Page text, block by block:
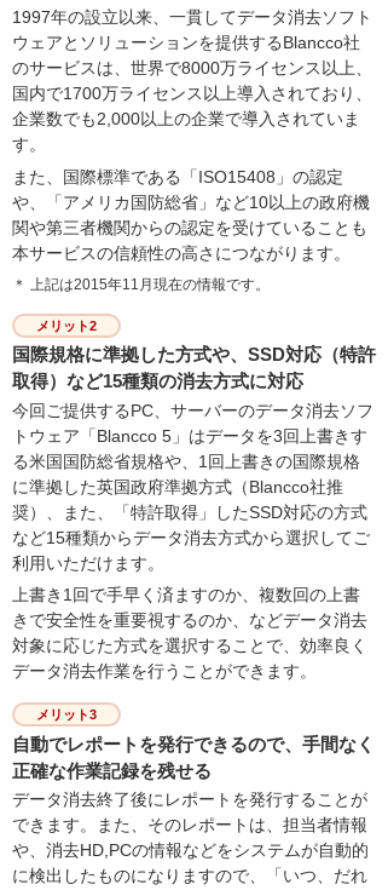
1997年の設立以来、一貫してデータ消去ソフト
ウェアとソリューションを提供するBlancco社
のサービスは、世界で8000万ライセンス以上、
国内で1700万ライセンス以上導入されており、
企業数でも2,000以上の企業で導入されていま
す。
また、国際標準である「ISO15408」の認定
や、「アメリカ国防総省」など10以上の政府機
関や第三者機関からの認定を受けていることも
本サービスの信頼性の高さにつながります。
＊ 上記は2015年11月現在の情報です。
メリット2
国際規格に準拠した方式や、SSD対応（特許
取得）など15種類の消去方式に対応
今回ご提供するPC、サーバーのデータ消去ソフ
トウェア「Blancco 5」はデータを3回上書きす
る米国国防総省規格や、1回上書きの国際規格
に準拠した英国政府準拠方式（Blancco社推
奨）、また、「特許取得」したSSD対応の方式
など15種類からデータ消去方式から選択してご
利用いただけます。
上書き1回で手早く済ますのか、複数回の上書
きで安全性を重要視するのか、などデータ消去
対象に応じた方式を選択することで、効率良く
データ消去作業を行うことができます。
メリット3
自動でレポートを発行できるので、手間なく
正確な作業記録を残せる
データ消去終了後にレポートを発行することが
できます。また、そのレポートは、担当者情報
や、消去HD,PCの情報などをシステムが自動的
に検出したものになりますので、「いつ、だれ